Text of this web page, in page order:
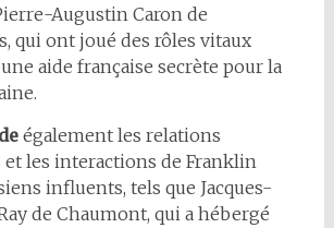
Augustin Caron de
qui ont joué des rôles vitaux
aide française secrète pour la
également les relations
les interactions de Franklin
influents, tels que Jacques-
de Chaumont, qui a hébergé